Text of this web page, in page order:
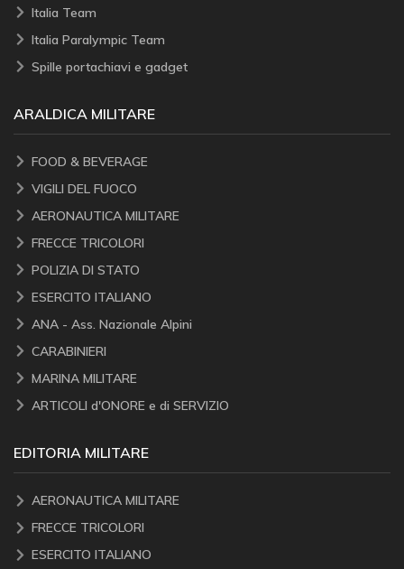
Italia Team
Italia Paralympic Team
Spille portachiavi e gadget
ARALDICA MILITARE
FOOD & BEVERAGE
VIGILI DEL FUOCO
AERONAUTICA MILITARE
FRECCE TRICOLORI
POLIZIA DI STATO
ESERCITO ITALIANO
ANA - Ass. Nazionale Alpini
CARABINIERI
MARINA MILITARE
ARTICOLI d'ONORE e di SERVIZIO
EDITORIA MILITARE
AERONAUTICA MILITARE
FRECCE TRICOLORI
ESERCITO ITALIANO